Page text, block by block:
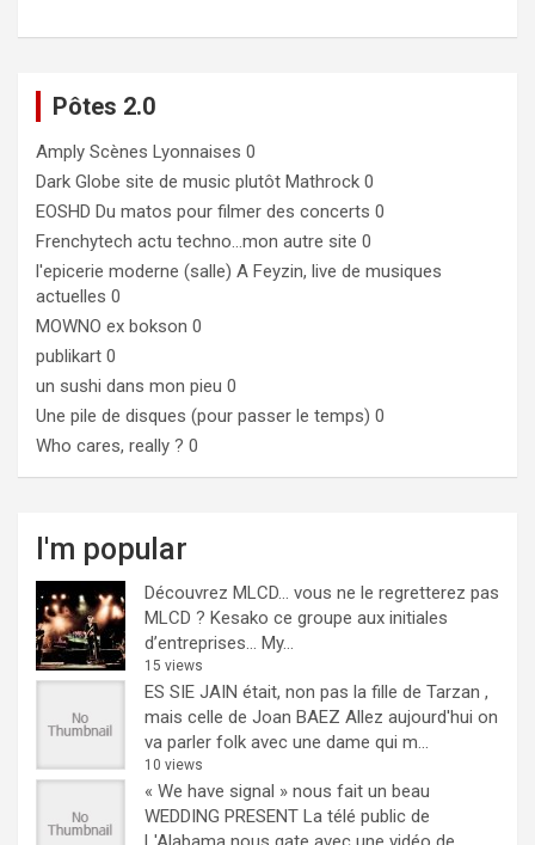
Pôtes 2.0
Amply Scènes Lyonnaises 0
Dark Globe site de music plutôt Mathrock 0
EOSHD Du matos pour filmer des concerts 0
Frenchytech actu techno…mon autre site 0
l'epicerie moderne (salle) A Feyzin, live de musiques
actuelles 0
MOWNO ex bokson 0
publikart 0
un sushi dans mon pieu 0
Une pile de disques (pour passer le temps) 0
Who cares, really ? 0
I'm popular
Découvrez MLCD… vous ne le regretterez pas
MLCD ? Kesako ce groupe aux initiales
d’entreprises… My...
15 views
ES SIE JAIN était, non pas la fille de Tarzan ,
mais celle de Joan BAEZ Allez aujourd'hui on
va parler folk avec une dame qui m...
10 views
« We have signal » nous fait un beau
WEDDING PRESENT La télé public de